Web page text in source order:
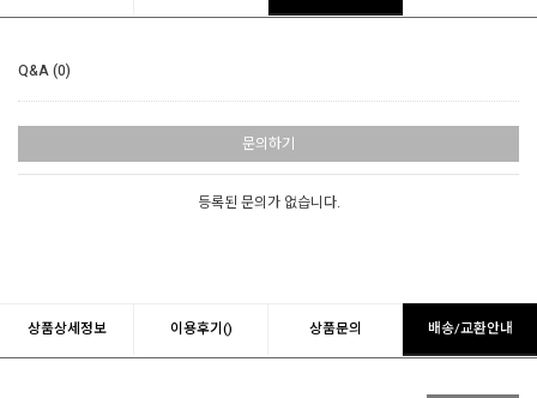
Q&A (0)
문의하기
등록된 문의가 없습니다.
상품상세정보 이용후기() 상품문의 배송/교환안내